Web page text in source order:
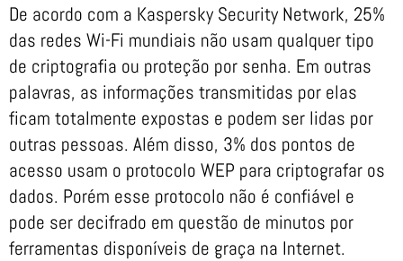
De acordo com a Kaspersky Security Network, 25%
das redes Wi-Fi mundiais não usam qualquer tipo
de criptografia ou proteção por senha. Em outras
palavras, as informações transmitidas por elas
ficam totalmente expostas e podem ser lidas por
outras pessoas. Além disso, 3% dos pontos de
acesso usam o protocolo WEP para criptografar os
dados. Porém esse protocolo não é confiável e
pode ser decifrado em questão de minutos por
ferramentas disponíveis de graça na Internet.